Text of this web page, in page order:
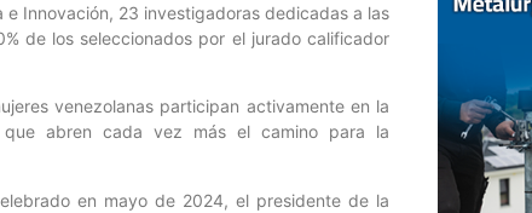
Innovación, 23 investigadoras dedicadas a las
de los seleccionados por el jurado calificador
venezolanas participan activamente en la
que abren cada vez más el camino para la
en mayo de 2024, el presidente de la